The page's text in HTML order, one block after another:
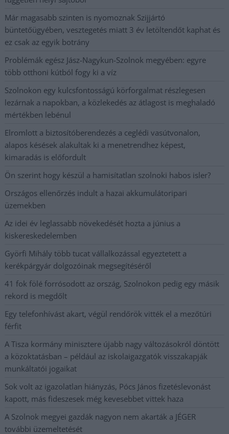
Már magasabb szinten is nyomoznak Szijjártó
büntetőügyében, vesztegetés miatt 3 év letöltendőt kaphat és
ez csak az egyik botrány
Problémák egész Jász-Nagykun-Szolnok megyében: egyre
több otthoni kútból fogy ki a víz
Szolnokon egy kulcsfontosságú körforgalmat részlegesen
lezárnak a napokban, a közlekedés az átlagost is meghaladó
mértékben lebénul
Elromlott a biztosítóberendezés a ceglédi vasútvonalon,
alapos késések alakultak ki a menetrendhez képest,
kimaradás is előfordult
Ön szerint hogy készül a hamisítatlan szolnoki habos isler?
Országos ellenőrzés indult a hazai akkumulátoripari
üzemekben
Az idei év leglassabb növekedését hozta a június a
kiskereskedelemben
Györfi Mihály több tucat vállalkozással egyeztetett a
kerékpárgyár dolgozóinak megsegítéséről
41 fok fölé forrósodott az ország, Szolnokon pedig egy másik
rekord is megdőlt
Egy telefonhívást akart, végül rendőrök vitték el a mezőtúri
férfit
A Tisza kormány minisztere újabb nagy változásokról döntött
a közoktatásban – például az iskolaigazgatók visszakapják
munkáltatói jogaikat
Sok volt az igazolatlan hiányzás, Pócs János fizetéslevonást
kapott, más fideszesek még kevesebbet vittek haza
A Szolnok megyei gazdák nagyon nem akarták a JÉGER
további üzemeltetését